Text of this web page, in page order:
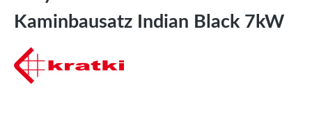
Kaminbausatz Indian Black 7kW